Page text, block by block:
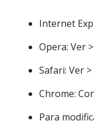
Internet
Opera: Ver
Safari: Ver
Chrome:
Para